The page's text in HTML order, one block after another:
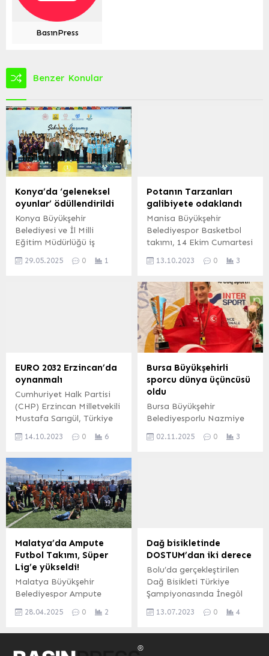
BasınPress
Benzer Konular
Konya’da ‘geleneksel
oyunlar’ ödüllendirildi
Konya Büyükşehir
Belediyesi ve İl Milli
Eğitim Müdürlüğü iş
“Şehrimiz İmzamız”
öğrencilere ödülleri verildi.
29.05.2025 0 1
Potanın Tarzanları
galibiyete odaklandı
Manisa Büyükşehir
Belediyespor Basketbol
takımı, 14 Ekim Cumartesi
Salonu’nda oynayacağı
hazırlıklarını tamamladı.
Manisa BBSK Başkanı
Bora Çaylan, bu sezon
Süper Lig’de evinde
oynayacağı ikinci iç saha
maçına tüm Manisalıları
davet etti. MANİSA (İGFA)
– Potanın Tarzanları,
Türkiye Sigorta Basketbol
hafta...
13.10.2023 0 3
EURO 2032 Erzincan’da
oynanmalı
Cumhuriyet Halk Partisi
(CHP) Erzincan Milletvekili
Mustafa Sarıgül, Türkiye
sahipliğinde düzenlenecek
Şampiyonası maçlarından
birinin Erzincan’da da
oynatılması gerektiğini
söyledi. ERZİNCAN (İGFA)
– CHP Erzincan Milletvekili
Mustafa Sarıgül, 2032
Avrupa Şampiyonasının
Türkiye ve İtalya’nın
birlikte düzenleyecek
olmasının mutluluğunu
yaşadıklarını söyledi. Türk
sporunun bu büyük
organizasyonu...
14.10.2023 0 6
Bursa Büyükşehirli
sporcu dünya üçüncüsü
oldu
Bursa Büyükşehir
Belediyesporlu Nazmiye
Gençler Bocce Dünya
başarıyla temsil etmeye
devam ediyor. Fransa’nın
düzenlenen Gençler Bocce
Dünya Şampiyonası’nda
raffa disiplininde
mücadele eden Büyükşehir
sporcusu...
02.11.2025 0 3
Malatya’da Ampute
Futbol Takımı, Süper
Lig’e yükseldi!
Malatya Büyükşehir
Belediyespor Ampute
oynanan kritik
28.04.2025 0 2
Dağ bisikletinde
DOSTUM’dan iki derece
Bolu’da gerçekleştirilen
Dağ Bisikleti Türkiye
Şampiyonasında İnegöl
DOSTUM takımı Türkiye
13.07.2023 0 4